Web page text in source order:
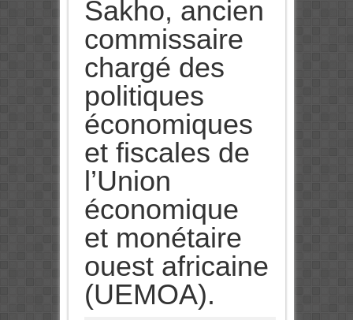
Sakho, ancien
commissaire
chargé des
politiques
économiques
et fiscales de
l’Union
économique
et monétaire
ouest africaine
(UEMOA).